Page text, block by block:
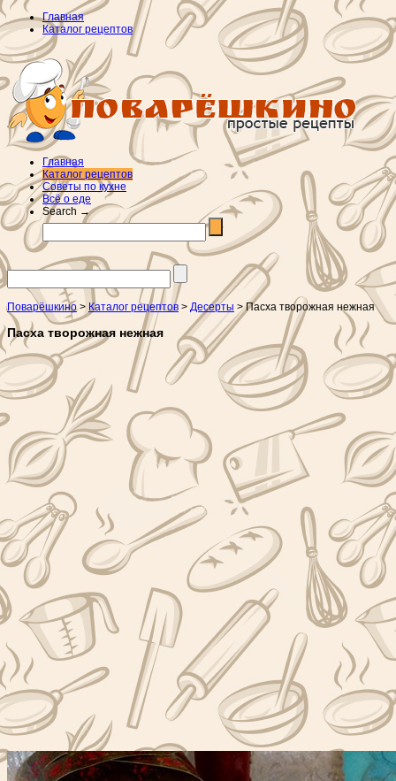
Главная
Каталог рецептов
Главная
Каталог рецептов
Советы по кухне
Всё о еде
Search →
Поварёшкино> Каталог рецептов > Десерты > Пасха творожная нежная
Пасха творожная нежная